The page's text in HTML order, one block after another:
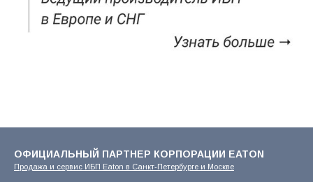
ОФИЦИАЛЬНЫЙ ПАРТНЕР КОРПОРАЦИИ EATON
Продажа и сервис ИБП Eaton в Санкт-Петербурге и Москве